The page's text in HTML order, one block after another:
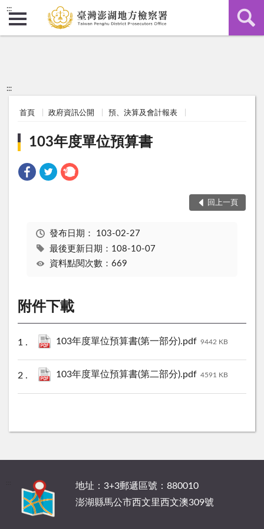
:::
:::
首頁 政府資訊公開 預、決算及會計報表
103年度單位預算書
回上一頁
發布日期： 103-02-27
最後更新日期：108-10-07
資料點閱次數：669
附件下載
103年度單位預算書(第一部分).pdf 9442 KB
103年度單位預算書(第二部分).pdf 4591 KB
地址：3+3郵遞區號：880010
澎湖縣馬公市西文里西文澳309號